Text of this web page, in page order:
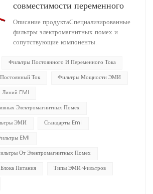
совместимости переменного
тока для фонарей
HD1A25060R0X(A)
DC1500/AC1500
Описание продуктаСпециализированные
фильтры электромагнитных помех и
сопутствующие компоненты.
Фильтры Постоянного И Переменного Тока
Ток Фильтры Мощности ЭМИ
Линий EMI
Электромагнитных Помех
ЭМИ Стандарты Emi
EMI
От Электромагнитных Помех
Питания Типы ЭМИ-Фильтров